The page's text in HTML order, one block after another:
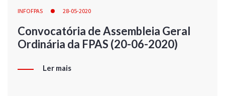
INFOFPAS 28-05-2020
Convocatória de Assembleia Geral
Ordinária da FPAS (20-06-2020)
Ler mais